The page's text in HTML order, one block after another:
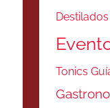
Destilados
Tonics